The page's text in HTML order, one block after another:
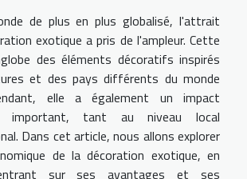
de plus en plus globalisé, l'attrait
exotique a pris de l'ampleur. Cette
des éléments décoratifs inspirés
et des pays différents du monde
elle a également un impact
important, tant au niveau local
Dans cet article, nous allons explorer
de la décoration exotique, en
sur ses avantages et ses